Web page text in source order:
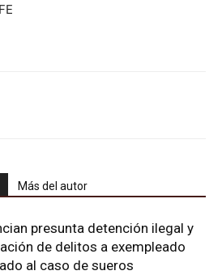
Más del autor
presunta detención ilegal y
de delitos a exempleado
al caso de sueros